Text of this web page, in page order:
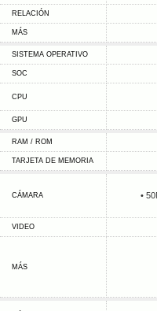
RELACIÓN
MÁS
SISTEMA OPERATIVO
SOC
CPU
GPU
RAM / ROM
TARJETA DE MEMORIA
CÁMARA
•
VIDEO
MÁS